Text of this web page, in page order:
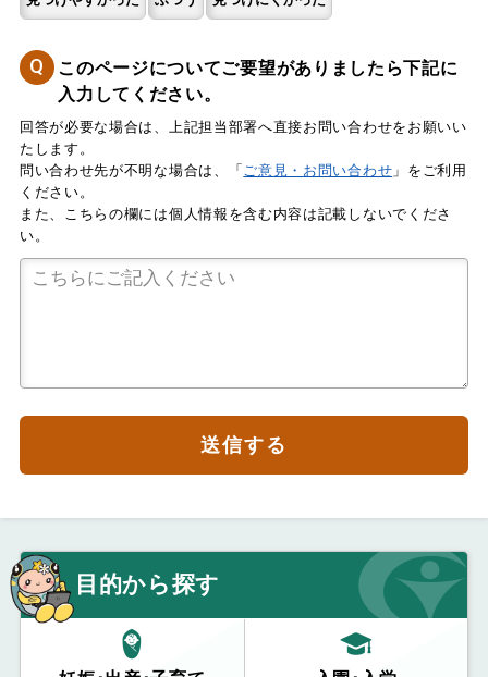
Q
このページについてご要望がありましたら下記に
入力してください。
回答が必要な場合は、上記担当部署へ直接お問い合わせをお願いい
たします。
問い合わせ先が不明な場合は、「 ご意見・お問い合わせ 」をご利用
ください。
また、こちらの欄には個人情報を含む内容は記載しないでくださ
い。
送信する
目的から探す